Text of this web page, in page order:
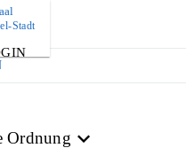
Stadt
Ordnung